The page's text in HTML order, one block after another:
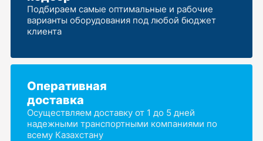
Подбираем самые оптимальные и рабочие
варианты оборудования под любой бюджет
клиента
Оперативная
доставка
Осуществляем доставку от 1 до 5 дней
надежными транспортными компаниями по
всему Казахстану